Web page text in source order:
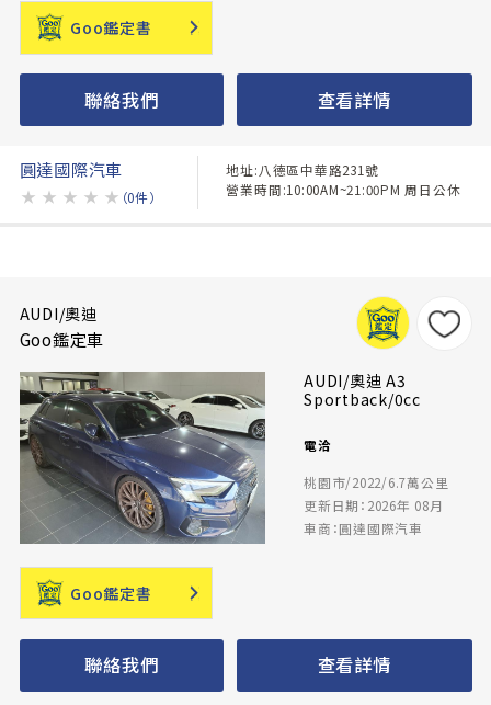
Goo鑑定書
聯絡我們 查看詳情
圓達國際汽車
★ ★ ★ ★ ★ （0件）
地址:八德區中華路231號
營業時間:10:00AM~21:00PM 周日公休
AUDI/奧迪
Goo鑑定車
AUDI/奧迪 A3
Sportback/0cc
電洽
桃園市/2022/6.7萬公里
更新日期：2026年 08月
車商：圓達國際汽車
Goo鑑定書
聯絡我們 查看詳情